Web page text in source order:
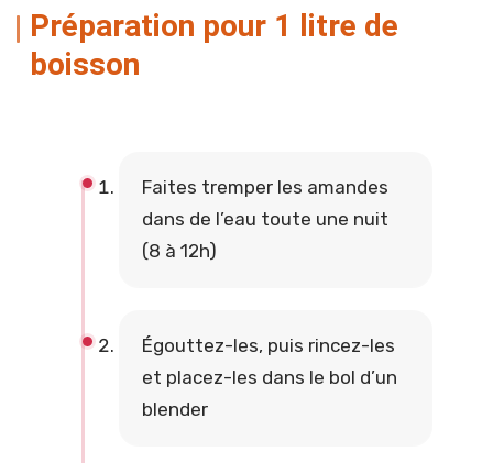
Préparation pour 1 litre de
boisson
Faites tremper les amandes
dans de l’eau toute une nuit
(8 à 12h)
Égouttez-les, puis rincez-les
et placez-les dans le bol d’un
blender